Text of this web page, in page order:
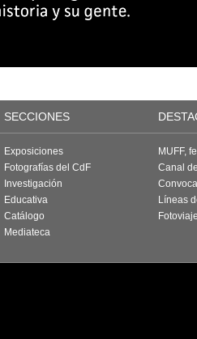
SECCIONES
Exposiciones
Fotografías del CdF
Investigación
Educativa
Catálogo
Mediateca
MUFF,
Canal
Líneas